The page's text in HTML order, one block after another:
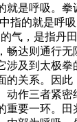
是呼吸。拳
指的就是呼
气，是指丹
畅达则通行无
涉及到太极拳
的关系。因此
动作三者紧密
重要一环。田